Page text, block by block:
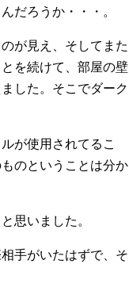
だろうか・・・。
が見え、そしてまた
を続けて、部屋の壁
した。そこでダーク
が使用されてるこ
のということは分か
思いました。
手がいたはずで、そ